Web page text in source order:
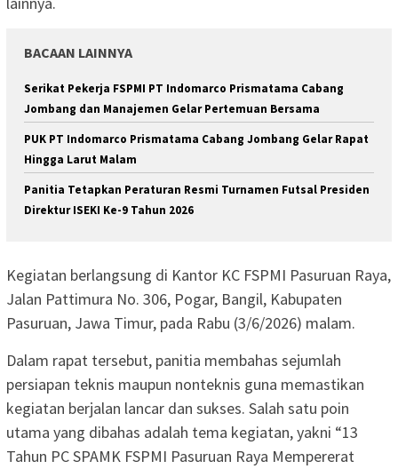
BACAAN LAINNYA
Serikat Pekerja FSPMI PT Indomarco Prismatama Cabang
Jombang dan Manajemen Gelar Pertemuan Bersama
PUK PT Indomarco Prismatama Cabang Jombang Gelar Rapat
Hingga Larut Malam
Panitia Tetapkan Peraturan Resmi Turnamen Futsal Presiden
Direktur ISEKI Ke-9 Tahun 2026
Kegiatan berlangsung di Kantor KC FSPMI Pasuruan Raya,
Jalan Pattimura No. 306, Pogar, Bangil, Kabupaten
Pasuruan, Jawa Timur, pada Rabu (3/6/2026) malam.
Dalam rapat tersebut, panitia membahas sejumlah
persiapan teknis maupun nonteknis guna memastikan
kegiatan berjalan lancar dan sukses. Salah satu poin
utama yang dibahas adalah tema kegiatan, yakni “13
Tahun PC SPAMK FSPMI Pasuruan Raya Mempererat